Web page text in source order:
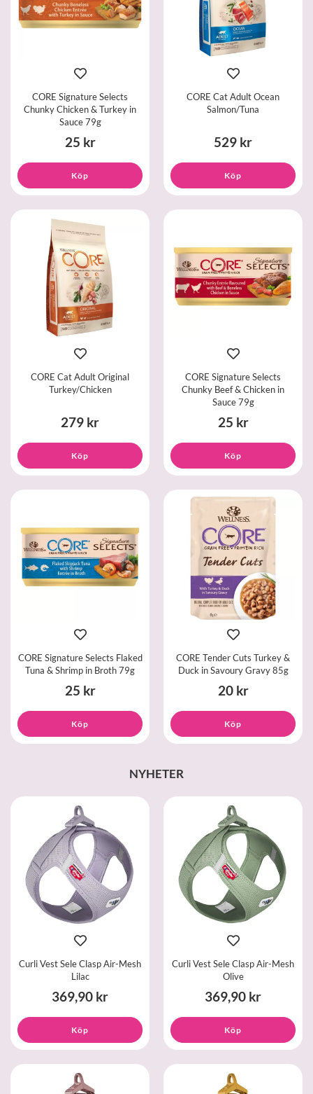
CORE Signature Selects
Chunky Chicken & Turkey in
Sauce 79g
25 kr
Köp
CORE Cat Adult Ocean
Salmon/Tuna
529 kr
Köp
CORE Cat Adult Original
Turkey/Chicken
279 kr
Köp
CORE Signature Selects
Chunky Beef & Chicken in
Sauce 79g
25 kr
Köp
CORE Signature Selects Flaked
Tuna & Shrimp in Broth 79g
25 kr
Köp
CORE Tender Cuts Turkey &
Duck in Savoury Gravy 85g
20 kr
Köp
NYHETER
Curli Vest Sele Clasp Air-Mesh
Lilac
369,90 kr
Köp
Curli Vest Sele Clasp Air-Mesh
Olive
369,90 kr
Köp